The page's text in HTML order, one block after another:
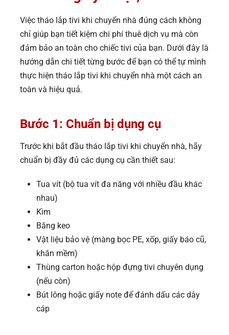
Việc tháo lắp tivi khi chuyển nhà đúng cách không
chỉ giúp bạn tiết kiệm chi phí thuê dịch vụ mà còn
đảm bảo an toàn cho chiếc tivi của bạn. Dưới đây là
hướng dẫn chi tiết từng bước để bạn có thể tự mình
thực hiện tháo lắp tivi khi chuyển nhà một cách an
toàn và hiệu quả.
Bước 1: Chuẩn bị dụng cụ
Trước khi bắt đầu tháo lắp tivi khi chuyển nhà, hãy
chuẩn bị đầy đủ các dụng cụ cần thiết sau:
Tua vít (bộ tua vít đa năng với nhiều đầu khác
nhau)
Kìm
Băng keo
Vật liệu bảo vệ (màng bọc PE, xốp, giấy báo cũ,
khăn mềm)
Thùng carton hoặc hộp đựng tivi chuyên dụng
(nếu còn)
Bút lông hoặc giấy note để đánh dấu các dây
cáp